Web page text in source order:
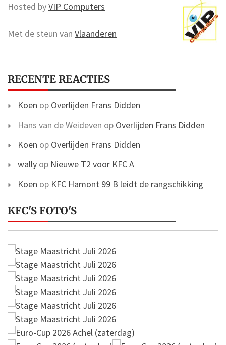
Hosted byVIP Computers
Met de steun van Vlaanderen
RECENTE REACTIES
Koen op Overlijden Frans Didden
Hans van de Weideven op Overlijden Frans Didden
Koen op Overlijden Frans Didden
wally op Nieuwe T2 voor KFC A
Koen op KFC Hamont 99 B leidt de rangschikking
KFC'S FOTO'S